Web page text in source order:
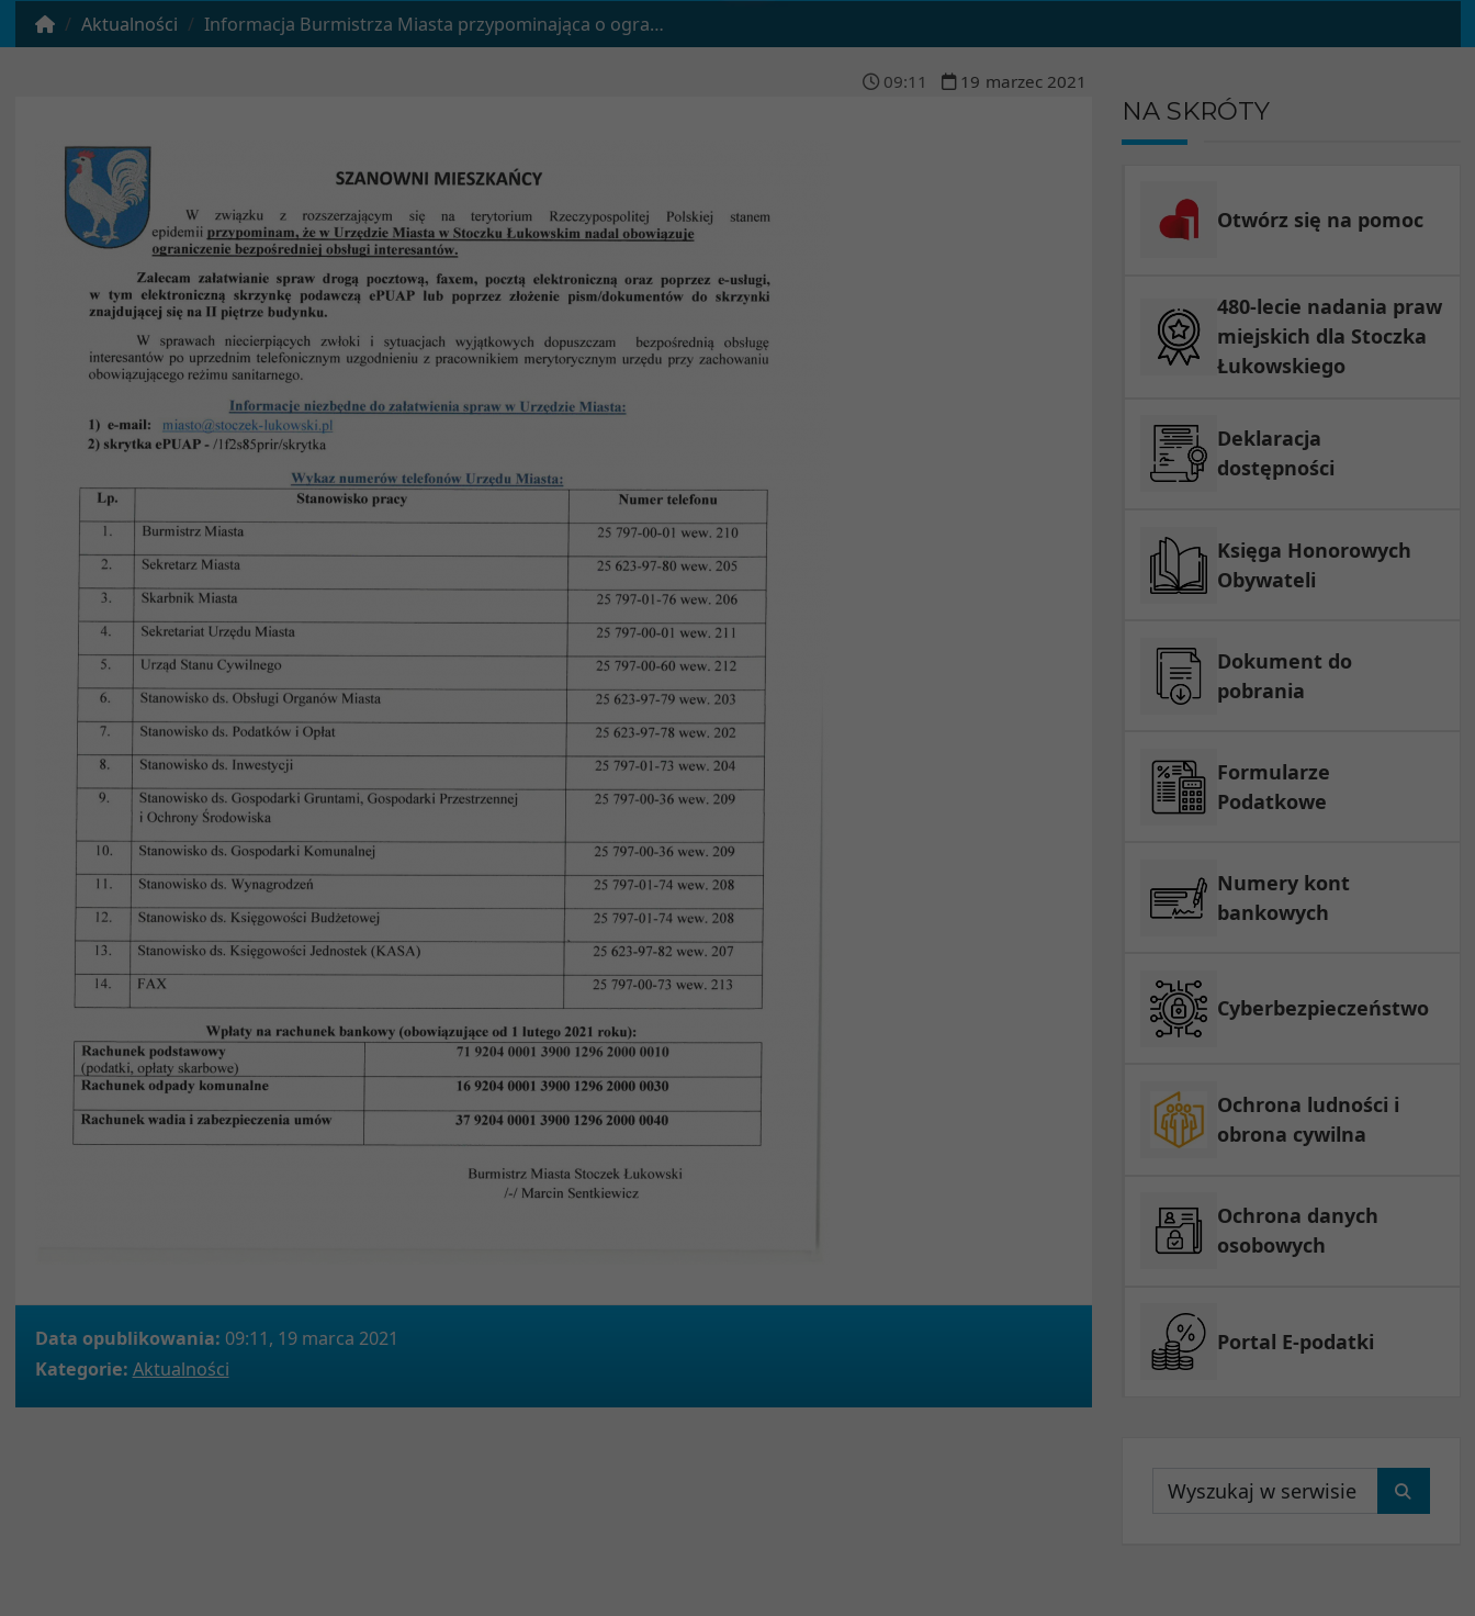
Aktualności Informacja Burmistrza Miasta przypominająca o ograniczeniach w obsłudze interesantów Urzędu Miasta
09:11 19 marzec 2021
Data opublikowania: 09:11, 19 marca 2021
Kategorie: Aktualności
NA SKRÓTY
Otwórz się na pomoc
480-lecie nadania praw
miejskich dla Stoczka
Łukowskiego
Deklaracja
dostępności
Księga Honorowych
Obywateli
Dokument do
pobrania
Formularze
Podatkowe
Numery kont
bankowych
Cyberbezpieczeństwo
Ochrona ludności i
obrona cywilna
Ochrona danych
osobowych
Portal E-podatki
Wyszukaj